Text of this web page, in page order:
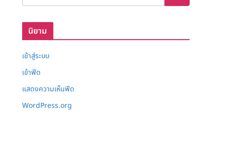
ก็
นิยาม
เข้าสู่ระบบ
เข้าฟีด
แสดงความเห็นฟีด
WordPress.org